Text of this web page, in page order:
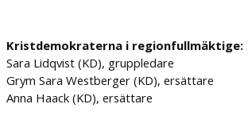
Kristdemokraterna i regionfullmäktige:
Sara Lidqvist (KD), gruppledare
Grym Sara Westberger (KD), ersättare
Anna Haack (KD), ersättare